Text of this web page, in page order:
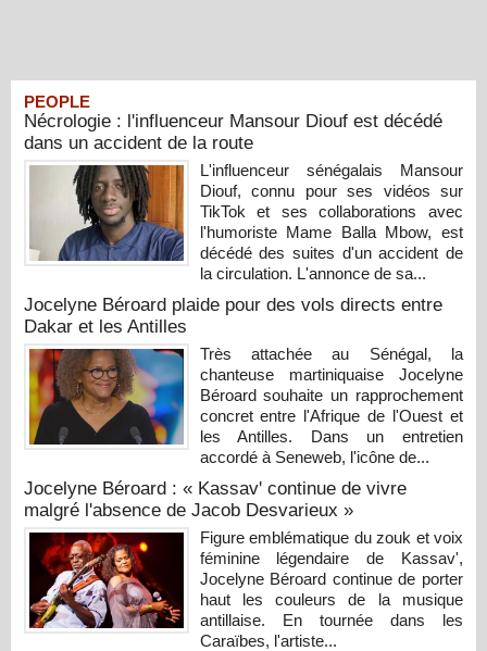
PEOPLE
Nécrologie : l'influenceur Mansour Diouf est décédé
dans un accident de la route
L'influenceur sénégalais Mansour
Diouf, connu pour ses vidéos sur
TikTok et ses collaborations avec
l'humoriste Mame Balla Mbow, est
décédé des suites d'un accident de
la circulation. L'annonce de sa...
Jocelyne Béroard plaide pour des vols directs entre
Dakar et les Antilles
Très attachée au Sénégal, la
chanteuse martiniquaise Jocelyne
Béroard souhaite un rapprochement
concret entre l'Afrique de l'Ouest et
les Antilles. Dans un entretien
accordé à Seneweb, l'icône de...
Jocelyne Béroard : « Kassav' continue de vivre
malgré l'absence de Jacob Desvarieux »
Figure emblématique du zouk et voix
féminine légendaire de Kassav',
Jocelyne Béroard continue de porter
haut les couleurs de la musique
antillaise. En tournée dans les
Caraïbes, l'artiste...